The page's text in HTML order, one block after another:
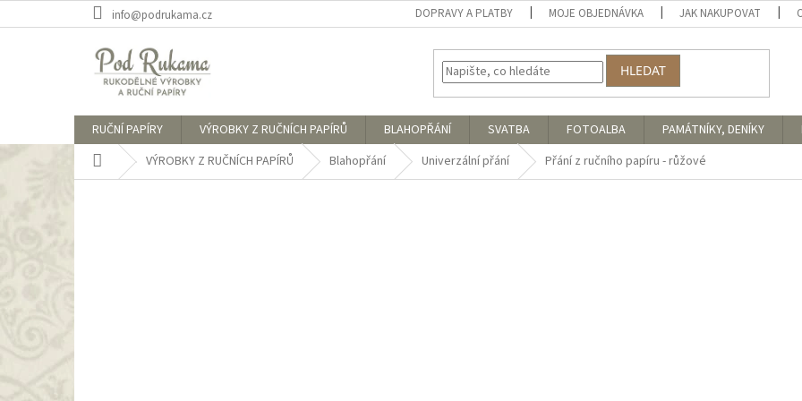
na
info@podrukama.cz DOPRAVY A PLATBY MOJE OBJEDNÁVKA JAK NAKUPOVAT
HLEDAT
RUČNÍ PAPÍRY VÝROBKY Z RUČNÍCH PAPÍRŮ BLAHOPŘÁNÍ SVATBA FOTOALBA PAMÁTNÍKY, DENÍKY
Domů VÝROBKY Z RUČNÍCH PAPÍRŮ Blahopřání Univerzální přání Přání z ručního papíru - růžové